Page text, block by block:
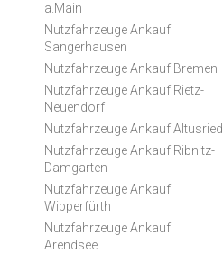
a.Main
Nutzfahrzeuge Ankauf
Sangerhausen
Nutzfahrzeuge Ankauf Bremen
Nutzfahrzeuge Ankauf Rietz-
Neuendorf
Nutzfahrzeuge Ankauf Altusried
Nutzfahrzeuge Ankauf Ribnitz-
Damgarten
Nutzfahrzeuge Ankauf
Wipperfürth
Nutzfahrzeuge Ankauf
Arendsee